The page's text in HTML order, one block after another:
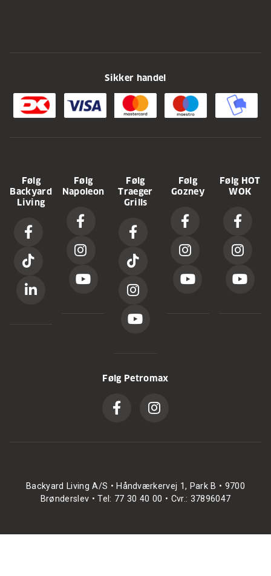
Sikker handel
Følg
Backyard
Living
Følg
Napoleon
Følg
Traeger
Grills
Følg
Gozney
Følg HOT
WOK
Følg Petromax
Backyard Living A/S • Håndværkervej 1, Park B • 9700
Brønderslev • Tel: 77 30 40 00 • Cvr.: 37896047